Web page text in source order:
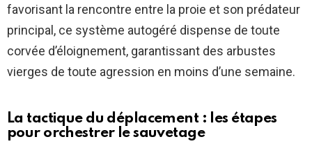
favorisant la rencontre entre la proie et son prédateur
principal, ce système autogéré dispense de toute
corvée d’éloignement, garantissant des arbustes
vierges de toute agression en moins d’une semaine.
La tactique du déplacement : les étapes
pour orchestrer le sauvetage